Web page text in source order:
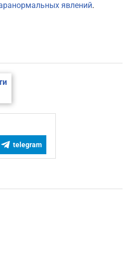
явлений.
telegram